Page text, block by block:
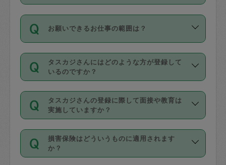
リカ、au WALLETなど）は支払にはご利
銀行振込や現金払いも対応していませ
なお、タスカジさんの交通費も、依頼料
金のご請求と合わせてお支払いとなりま
動計算で表示されます。
りに、一定数を超えたキャンセルは有償
（例：毎週定期の場合は３回以上のキャ
ンセルが有償（1200円、隔週定期の場合
は２回以上のキャンセルが有償（1200
ます。交通費の金額は「依頼の詳細」に
時間帯は3種類あります。いずれも１回あ
たり３時間です。
・ＡＭ ９時～１２時
・ＰＭ １３時～１６時
・夜 １８時～２１時
開始時間を２時間前後変更することが可
能です。依頼送信後、個別にタスカジさ
んにメッセージを送り調整してくださ
い。ただし、２時間を越えての調整はで
お願いできるお仕事の範囲は？
掃除、整理収納、洗濯、買い物、料理、
作り置きです。タスカジさんによってで
きる仕事の範囲が異なりますので、依頼
する前にタスカジさんのプロフィールで
確認してください。
基本的に、高所での作業や危険作業、屋
外での作業は対象外です。
タスカジさんにはどのような方が登録して
いるのですか？
主婦として長年の家事経験をお持ちの
方、栄養士・調理師といった資格者で保
育園や学校の給食やレストランで料理関
係の専門職に従事されていた方、日本で
すでにハウスキーパーや英語の先生とし
てお仕事をしているフィリピン出身の
タスカジさんの登録に際して面接や教育は
実施していますか？
応募の際に、各自事務局との面接と説明
を行っています。その後、身分証明書の
写真提出をしていただいています。外国
損害保険はどういうものに適用されます
か？